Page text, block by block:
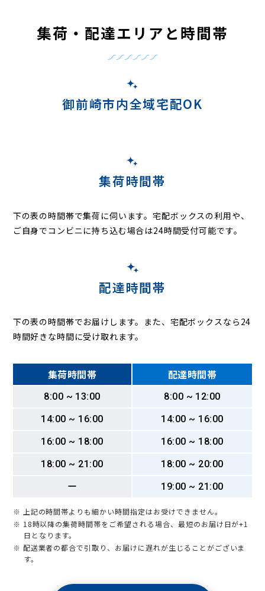
集荷・配達エリアと時間帯
御前崎市内全域宅配OK
集荷時間帯
下の表の時間帯で集荷に伺います。宅配ボックスの利用や、
ご自身でコンビニに持ち込む場合は24時間受付可能です。
配達時間帯
下の表の時間帯でお届けします。また、宅配ボックスなら24
時間好きな時間に受け取れます。
集荷時間帯 配達時間帯
8:00 ~ 13:00
8:00 ~ 12:00
14:00 ~ 16:00
14:00 ~ 16:00
16:00 ~ 18:00
16:00 ~ 18:00
18:00 ~ 21:00
18:00 ~ 20:00
ー
19:00 ~ 21:00
※ 上記の時間帯よりも細かい時間指定はお受けできません。
※ 18時以降の集荷時間帯をご希望される場合、最短のお届け日が+1
日となります。
※ 配送業者の都合で引取り、お届けに遅れが生じることがございま
す。